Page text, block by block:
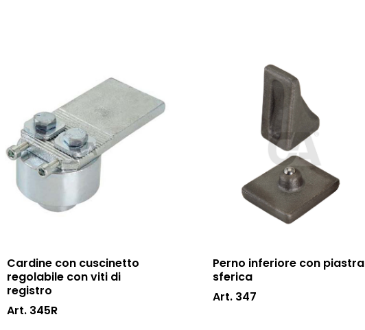
Cardine con cuscinetto
regolabile con viti di
registro
Art. 345R
Perno inferiore con piastra
sferica
Art. 347